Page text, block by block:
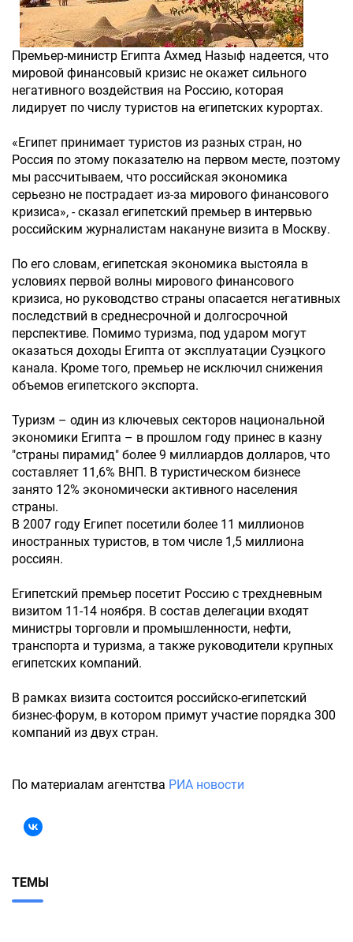
Премьер-министр Египта Ахмед Назыф надеется, что
мировой финансовый кризис не окажет сильного
негативного воздействия на Россию, которая
лидирует по числу туристов на египетских курортах.
«Египет принимает туристов из разных стран, но
Россия по этому показателю на первом месте, поэтому
мы рассчитываем, что российская экономика
серьезно не пострадает из-за мирового финансового
кризиса», - сказал египетский премьер в интервью
российским журналистам накануне визита в Москву.
По его словам, египетская экономика выстояла в
условиях первой волны мирового финансового
кризиса, но руководство страны опасается негативных
последствий в среднесрочной и долгосрочной
перспективе. Помимо туризма, под ударом могут
оказаться доходы Египта от эксплуатации Суэцкого
канала. Кроме того, премьер не исключил снижения
объемов египетского экспорта.
Туризм – один из ключевых секторов национальной
экономики Египта – в прошлом году принес в казну
"страны пирамид" более 9 миллиардов долларов, что
составляет 11,6% ВНП. В туристическом бизнесе
занято 12% экономически активного населения
страны.
В 2007 году Египет посетили более 11 миллионов
иностранных туристов, в том числе 1,5 миллиона
россиян.
Египетский премьер посетит Россию с трехдневным
визитом 11-14 ноября. В состав делегации входят
министры торговли и промышленности, нефти,
транспорта и туризма, а также руководители крупных
египетских компаний.
В рамках визита состоится российско-египетский
бизнес-форум, в котором примут участие порядка 300
компаний из двух стран.
По материалам агентства РИА новости
ТЕМЫ